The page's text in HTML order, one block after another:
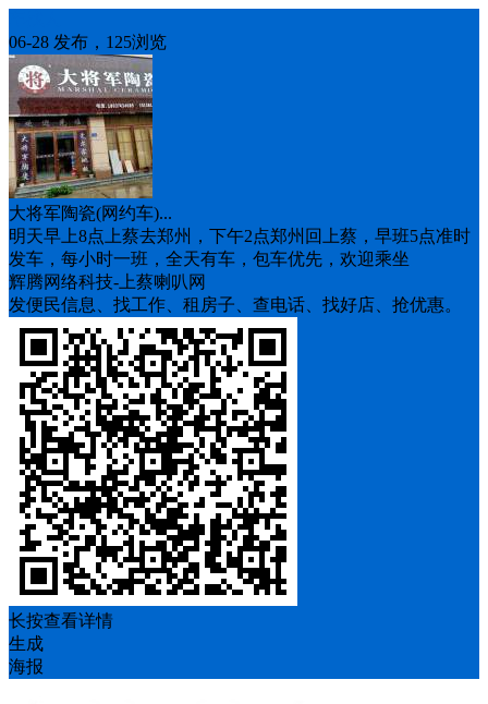
06-28 发布，125浏览
大将军陶瓷(网约车)...
明天早上8点上蔡去郑州，下午2点郑州回上蔡，早班5点准时
发车，每小时一班，全天有车，包车优先，欢迎乘坐
辉腾网络科技-上蔡喇叭网
发便民信息、找工作、租房子、查电话、找好店、抢优惠。
长按查看详情
生成
海报